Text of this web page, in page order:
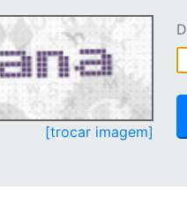
[trocar imagem]